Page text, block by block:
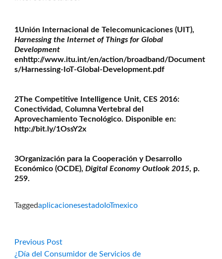
1Unión Internacional de Telecomunicaciones (UIT),
Harnessing the Internet of Things for Global
Development
enhttp://www.itu.int/en/action/broadband/Document
s/Harnessing-IoT-Global-Development.pdf
2The Competitive Intelligence Unit, CES 2016:
Conectividad, Columna Vertebral del
Aprovechamiento Tecnológico. Disponible en:
http://bit.ly/1OssY2x
3Organización para la Cooperación y Desarrollo
Económico (OCDE), Digital Economy Outlook 2015, p.
259.
TaggedaplicacionesestadoIoTmexico
Navegación
Previous PostPrevious
post:
¿Día del Consumidor de Servicios de